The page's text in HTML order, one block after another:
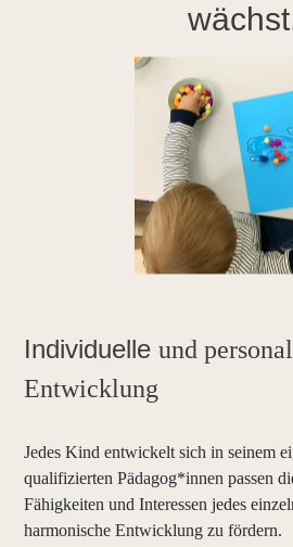
Individuelleund
Entwicklung
Jedes Kind entwickelt sich in seinem
qualifizierten Pädagog*innen passen
Fähigkeiten und Interessen jedes
harmonische Entwicklung zu fördern.